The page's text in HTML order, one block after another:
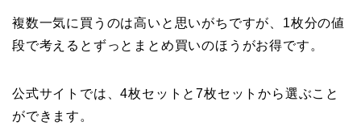
複数一気に買うのは高いと思いがちですが、1枚分の値
段で考えるとずっとまとめ買いのほうがお得です。
公式サイトでは、4枚セットと7枚セットから選ぶこと
ができます。